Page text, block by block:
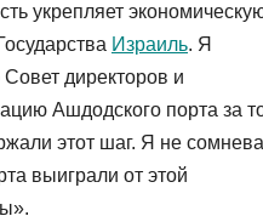
укрепляет
Израиль. Я
директоров и
Ашдодского порта за
этот шаг. Я не
выиграли от этой